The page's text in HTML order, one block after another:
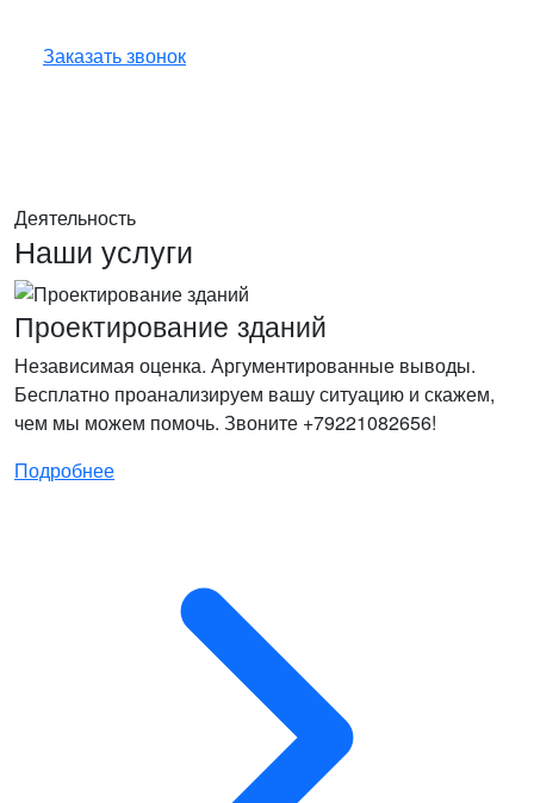
Заказать звонок
Деятельность
Наши услуги
Проектирование зданий
Независимая оценка. Аргументированные выводы.
Бесплатно проанализируем вашу ситуацию и скажем,
чем мы можем помочь. Звоните +79221082656!
Подробнее